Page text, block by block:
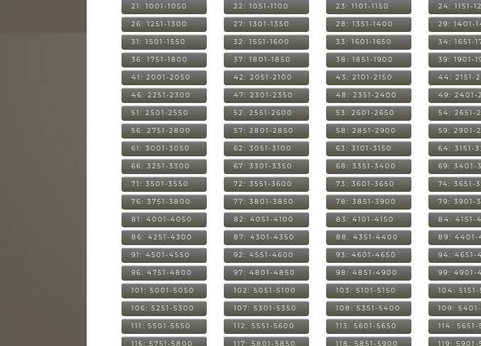
21: 1001-1050 22: 1051-1100 23: 1101-1150 24: 1151-
26: 1251-1300 27: 1301-1350 28: 1351-1400 29: 1401-
31: 1501-1550 32: 1551-1600 33: 1601-1650 34: 1651-
36: 1751-1800 37: 1801-1850 38: 1851-1900 39: 1901-
41: 2001-2050 42: 2051-2100 43: 2101-2150 44: 2151-
46: 2251-2300 47: 2301-2350 48: 2351-2400 49: 2401-
51: 2501-2550 52: 2551-2600 53: 2601-2650 54: 2651-
56: 2751-2800 57: 2801-2850 58: 2851-2900 59: 2901-
61: 3001-3050 62: 3051-3100 63: 3101-3150 64: 3151-
66: 3251-3300 67: 3301-3350 68: 3351-3400 69: 3401-
71: 3501-3550 72: 3551-3600 73: 3601-3650 74: 3651-
76: 3751-3800 77: 3801-3850 78: 3851-3900 79: 3901-
81: 4001-4050 82: 4051-4100 83: 4101-4150 84: 4151-
86: 4251-4300 87: 4301-4350 88: 4351-4400 89: 4401-
91: 4501-4550 92: 4551-4600 93: 4601-4650 94: 4651-
96: 4751-4800 97: 4801-4850 98: 4851-4900 99: 4901-
101: 5001-5050 102: 5051-5100 103: 5101-5150 104:
106: 5251-5300 107: 5301-5350 108: 5351-5400 109:
111: 5501-5550 112: 5551-5600 113: 5601-5650 114: 5651-
116: 5751-5800 117: 5801-5850 118: 5851-5900 119: 5901-